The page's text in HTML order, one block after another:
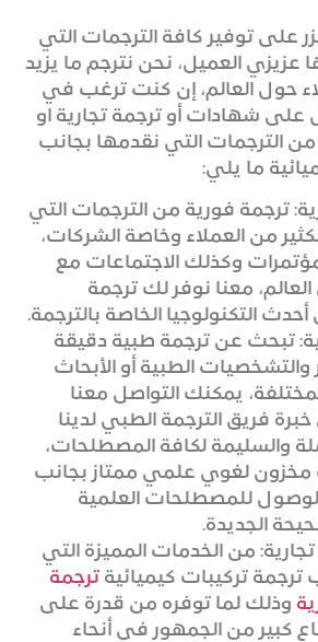
على توفير كافة الترجمات التي
عزيزي العميل، نحن نترجم ما يزيد
حول العالم، إن كنت ترغب في
شهادات أو ترجمة تجارية او
من الترجمات التي نقدمها بجانب
ما يلي:
ترجمة فورية من الترجمات التي
من العملاء وخاصة الشركات،
وكذلك الاجتماعات مع
معنا نوفر لك ترجمة
التكنولوجيا الخاصة بالترجمة.
تبحث عن ترجمة طبية دقيقة
والتشخصيات الطبية أو الأبحاث
يمكنك التواصل معنا
فريق الترجمة الطبي لدينا
والسليمة لكافة المصطلحات،
مخزون لغوي علمي ممتاز بجانب
للمصطلحات العلمية
الجديدة.
من الخدمات المميزة التي
ترجمة تركيبات كيميائية ترجمة
وذلك لما توفره من قدرة على
كبير من الجمهور في أنحاء